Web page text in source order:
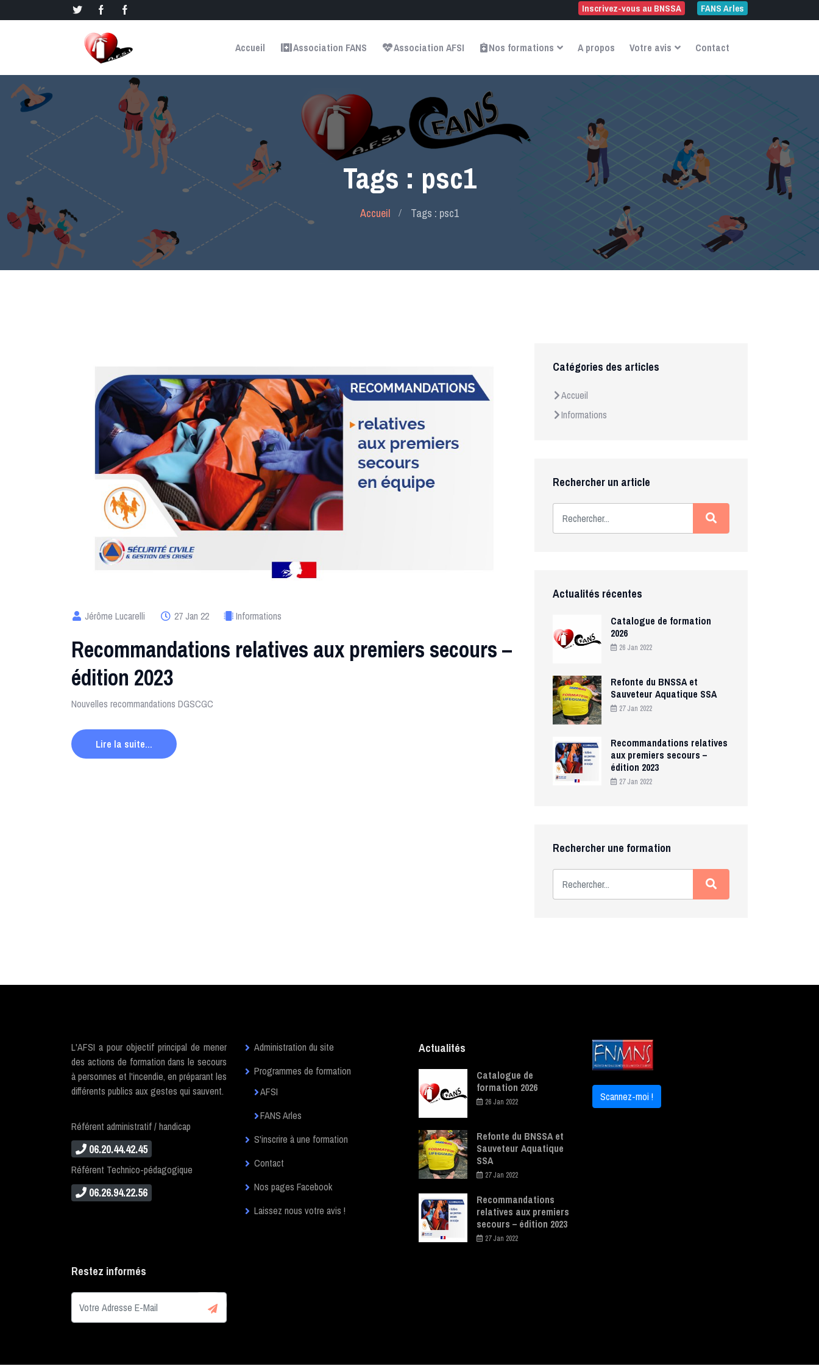
Inscrivez-vous au BNSSA FANS Arles
Accueil Association FANS Association AFSI Nos formations A propos Votre avis Contact
Tags : psc1
Accueil Tags : psc1
Jérôme Lucarelli 27 Jan 22 Informations
Recommandations relatives aux premiers secours –
édition 2023
Nouvelles recommandations DGSCGC
Lire la suite...
Catégories des articles
Accueil
Informations
Rechercher un article
Actualités récentes
Catalogue de formation
2026
26 Jan 2022
Refonte du BNSSA et
Sauveteur Aquatique SSA
27 Jan 2022
Recommandations relatives
aux premiers secours –
édition 2023
27 Jan 2022
Rechercher une formation
L'AFSI a pour objectif principal de mener
des actions de formation dans le secours
à personnes et l'incendie, en préparant les
différents publics aux gestes qui sauvent.
Référent administratif / handicap
06.20.44.42.45
Référent Technico-pédagogique
06.26.94.22.56
Administration du site
Programmes de formation
AFSI
FANS Arles
S'inscrire à une formation
Contact
Nos pages Facebook
Laissez nous votre avis !
Actualités
Catalogue de
formation 2026
26 Jan 2022
Refonte du BNSSA et
Sauveteur Aquatique
SSA
27 Jan 2022
Recommandations
relatives aux premiers
secours – édition 2023
27 Jan 2022
Scannez-moi !
Restez informés